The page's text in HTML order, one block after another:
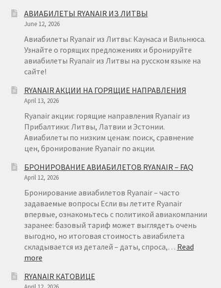
АВИАБИЛЕТЫ RYANAIR ИЗ ЛИТВЫ
June 12, 2026
Авиабилеты Ryanair из Литвы: Каунаса и Вильнюса.
Узнайте о горящих предложениях и бронируйте
авиабилеты Ryanair из Литвы на русском языке на
сайте!
RYANAIR АКЦИИ НА ГОРЯЩИЕ НАПРАВЛЕНИЯ
April 13, 2026
Ryanair акции: горящие направления Ryanair из
Прибалтики: Литвы, Латвии и Эстонии.
Авиабилеты по низким ценам: поиск, сравнение
цен, бронирование Ryanair по акции.
БРОНИРОВАНИЕ АВИАБИЛЕТОВ RYANAIR – FAQ
April 12, 2026
Бронирование авиабилетов Ryanair – часто
задаваемые вопросы Если вы летите Ryanair
впервые, ознакомьтесь с политикой авиакомпании
заранее: базовый тариф может выглядеть очень
выгодно, но итоговая стоимость авиабилета
складывается из деталей – даты, спроса,… Read
more:
АВИАБИЛЕТОВ
RYANAIR КАТОВИЦЕ